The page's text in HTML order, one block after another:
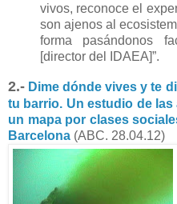
vivos, reconoce el
son ajenos al
forma pasándonos
[director del IDAEA]”.
2.- Dime dónde vives y te
tu barrio. Un estudio de
un mapa por clases
Barcelona (ABC. 28.04.12)